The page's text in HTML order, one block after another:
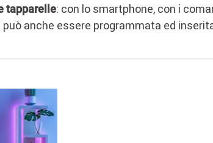
tapparelle: con lo smartphone, con i
anche essere programmata ed